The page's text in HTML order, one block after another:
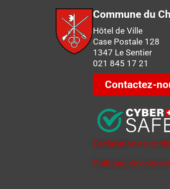
Commune du
Hôtel de Ville
Case Postale 128
1347 Le Sentier
021 845 17 21
Contactez-
Déclaration de
Politique de cookies